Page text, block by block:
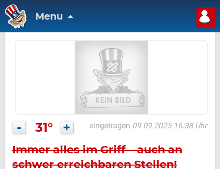
Menu
- 31° + eingetragen 09.09.2025 16:38 Uhr
Immer alles im Griff – auch an
schwer erreichbaren Stellen!